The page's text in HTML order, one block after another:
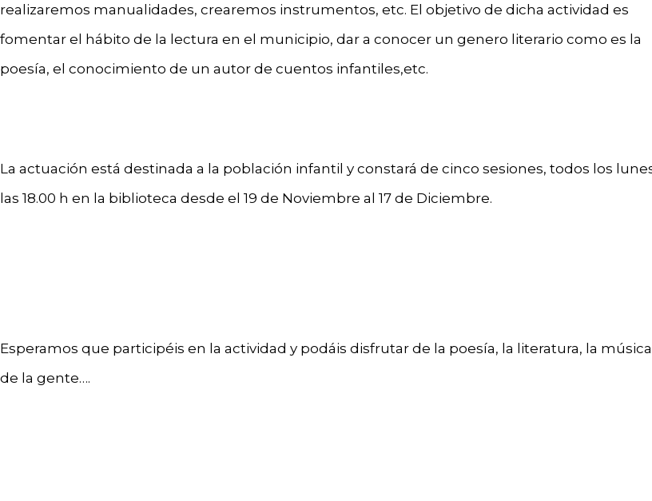
realizaremos manualidades, crearemos instrumentos, etc. El objetivo de dicha actividad es
fomentar el hábito de la lectura en el municipio, dar a conocer un genero literario como es la
poesía, el conocimiento de un autor de cuentos infantiles,etc.
La actuación está destinada a la población infantil y constará de cinco sesiones, todos los
las 18.00 h en la biblioteca desde el 19 de Noviembre al 17 de Diciembre.
Esperamos que participéis en la actividad y podáis disfrutar de la poesía, la literatura, la
de la gente….